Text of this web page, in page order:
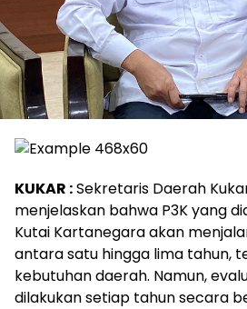
KUKAR :Sekretaris Daerah
menjelaskan bahwa P3K yang
Kutai Kartanegara akan
antara satu hingga lima tahun,
kebutuhan daerah. Namun,
dilakukan setiap tahun secara